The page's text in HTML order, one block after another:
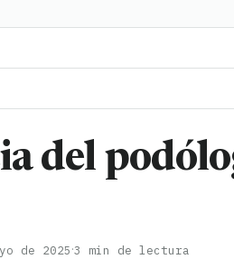
del
de 2025·3 min de lectura